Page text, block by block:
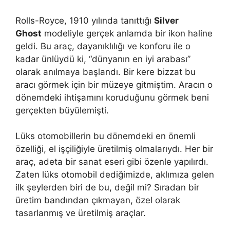
Rolls-Royce, 1910 yılında tanıttığı Silver
Ghost modeliyle gerçek anlamda bir ikon haline
geldi. Bu araç, dayanıklılığı ve konforu ile o
kadar ünlüydü ki, “dünyanın en iyi arabası”
olarak anılmaya başlandı. Bir kere bizzat bu
aracı görmek için bir müzeye gitmiştim. Aracın o
dönemdeki ihtişamını koruduğunu görmek beni
gerçekten büyülemişti.
Lüks otomobillerin bu dönemdeki en önemli
özelliği, el işçiliğiyle üretilmiş olmalarıydı. Her bir
araç, adeta bir sanat eseri gibi özenle yapılırdı.
Zaten lüks otomobil dediğimizde, aklımıza gelen
ilk şeylerden biri de bu, değil mi? Sıradan bir
üretim bandından çıkmayan, özel olarak
tasarlanmış ve üretilmiş araçlar.